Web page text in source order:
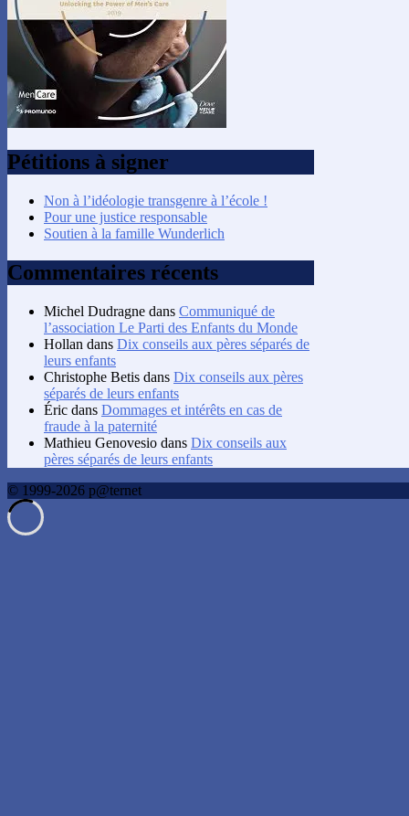
Pétitions à signer
Non à l’idéologie transgenre à l’école !
Pour une justice responsable
Soutien à la famille Wunderlich
Commentaires récents
Michel Dudragne dans Communiqué de
l’association Le Parti des Enfants du Monde
Hollan dans Dix conseils aux pères séparés de
leurs enfants
Christophe Betis dans Dix conseils aux pères
séparés de leurs enfants
Éric dans Dommages et intérêts en cas de
fraude à la paternité
Mathieu Genovesio dans Dix conseils aux
pères séparés de leurs enfants
© 1999-2026 p@ternet